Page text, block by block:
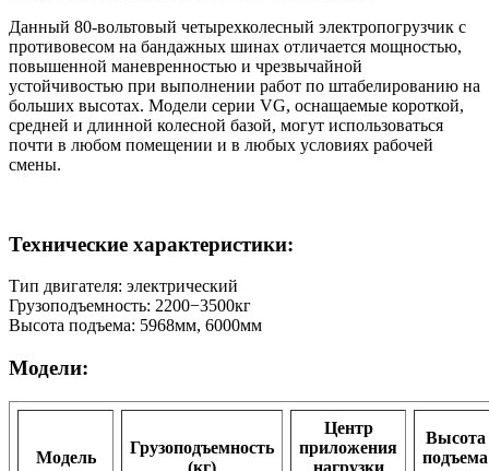
Данный 80-вольтовый четырехколесный электропогрузчик с
противовесом на бандажных шинах отличается мощностью,
повышенной маневренностью и чрезвычайной
устойчивостью при выполнении работ по штабелированию на
больших высотах. Модели серии VG, оснащаемые короткой,
средней и длинной колесной базой, могут использоваться
почти в любом помещении и в любых условиях рабочей
смены.
Технические характеристики:
Тип двигателя: электрический
Грузоподъемность: 2200−3500кг
Высота подъема: 5968мм, 6000мм
Модели:
Модель
Грузоподъемность
(кг)
Центр
приложения
нагрузки
Высота
подъема